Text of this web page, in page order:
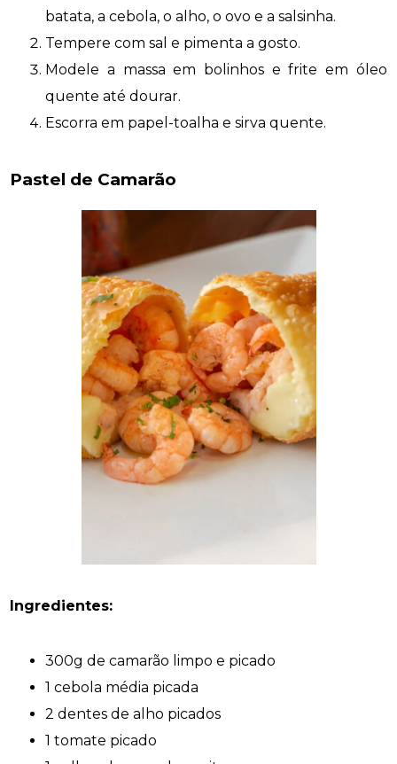
batata, a cebola, o alho, o ovo e a salsinha.
Tempere com sal e pimenta a gosto.
Modele a massa em bolinhos e frite em óleo
quente até dourar.
Escorra em papel-toalha e sirva quente.
Pastel de Camarão
Ingredientes:
300g de camarão limpo e picado
1 cebola média picada
2 dentes de alho picados
1 tomate picado